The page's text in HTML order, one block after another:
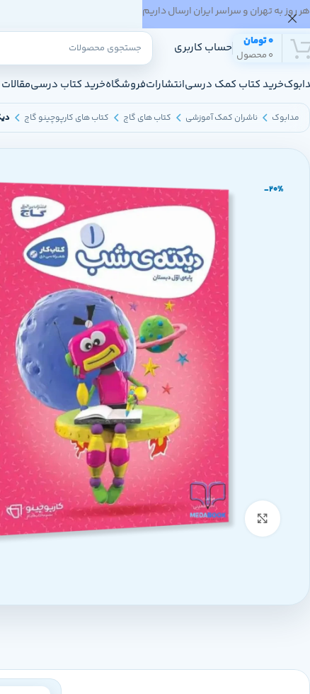
0 محصول
0تومان حساب کاربری
خرید کتاب کمک درسیانتشاراتفروشگاهخرید کتاب درسی
مدابوک ناشران کمک آموزشی کتاب های گاج کتاب های کارپوچینو گاج
-20%
بزرگنمایی تصویر
هر روز به تهران و سراسر ایران ارسال داریم